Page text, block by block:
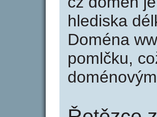
hlediska
Doména
pomlčku,